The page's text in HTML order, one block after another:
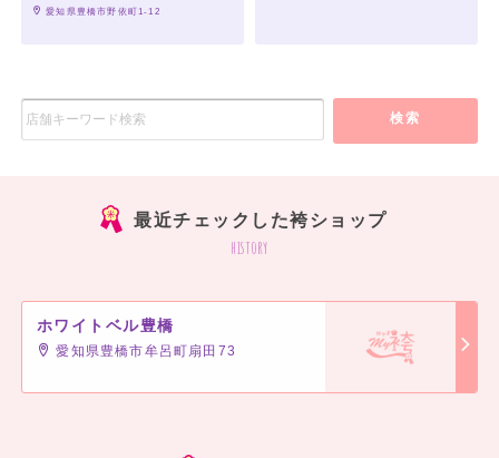
愛知県豊橋市野依町1-12
検索
最近チェックした袴ショップ
history
ホワイトベル豊橋
愛知県豊橋市牟呂町扇田73